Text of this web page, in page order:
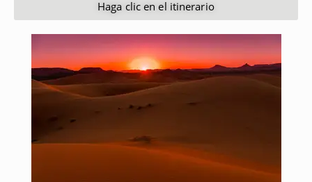
Haga clic en el itinerario